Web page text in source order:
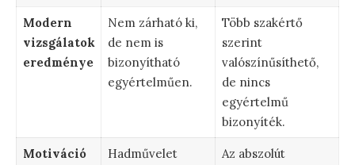
Modern
vizsgálatok
eredménye
Nem zárható ki,
de nem is
bizonyítható
egyértelműen.
Több szakértő
szerint
valószínűsíthető,
de nincs
egyértelmű
bizonyíték.
Motiváció
Hadművelet
Az abszolút